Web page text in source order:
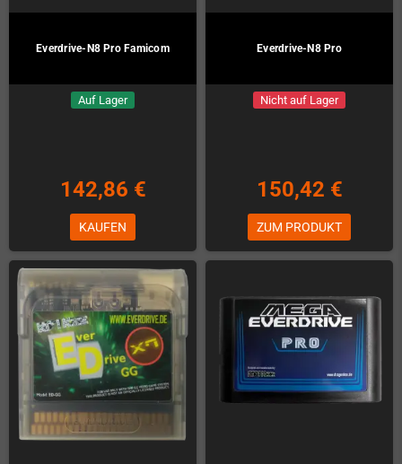
Everdrive-N8 Pro Famicom
Auf Lager
142,86 €
KAUFEN
Everdrive-N8 Pro
Nicht auf Lager
150,42 €
ZUM PRODUKT